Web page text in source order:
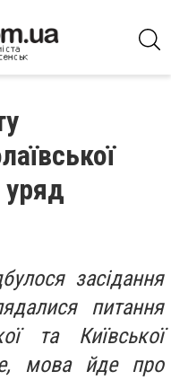
уряд
засідання
питання
та Київської
мова йде про